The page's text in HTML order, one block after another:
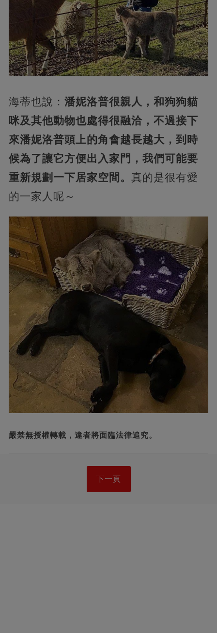
海蒂也說： 潘妮洛普很親人，和狗狗貓
咪及其他動物也處得很融洽，不過接下
來潘妮洛普頭上的角會越長越大，到時
候為了讓它方便出入家門，我們可能要
重新規劃一下居家空間。 真的是很有愛
的一家人呢～
嚴禁無授權轉載，違者將面臨法律追究。
下一頁